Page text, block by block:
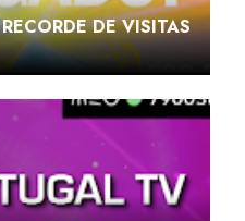
DE VISITAS